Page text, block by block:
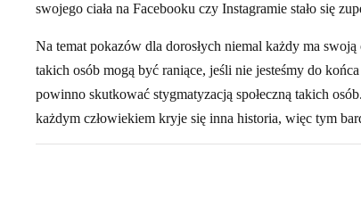
swojego ciała na Facebooku czy Instagramie stało się
Na temat pokazów dla dorosłych niemal każdy ma
takich osób mogą być raniące, jeśli nie jesteśmy do
powinno skutkować stygmatyzacją społeczną takich
każdym człowiekiem kryje się inna historia, więc tym